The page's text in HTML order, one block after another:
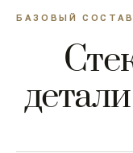
БАЗОВЫЙ СОСТАВ